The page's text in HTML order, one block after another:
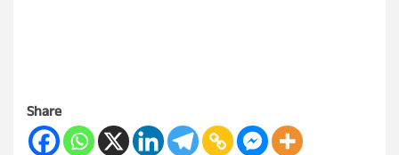
Share